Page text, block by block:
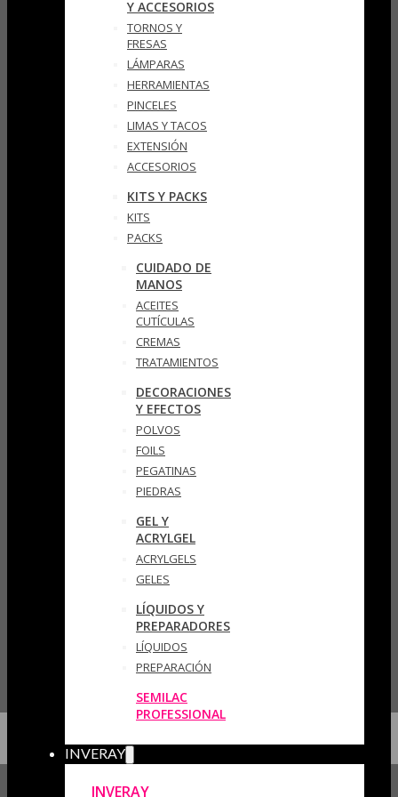
Y ACCESORIOS
TORNOS Y
FRESAS
LÁMPARAS
HERRAMIENTAS
PINCELES
LIMAS Y TACOS
EXTENSIÓN
ACCESORIOS
KITS Y PACKS
KITS
PACKS
CUIDADO DE
MANOS
ACEITES
CUTÍCULAS
CREMAS
TRATAMIENTOS
DECORACIONES
Y EFECTOS
POLVOS
FOILS
PEGATINAS
PIEDRAS
GEL Y
ACRYLGEL
ACRYLGELS
GELES
LÍQUIDOS Y
PREPARADORES
LÍQUIDOS
PREPARACIÓN
SEMILAC
PROFESSIONAL
INVERAY
INVERAY